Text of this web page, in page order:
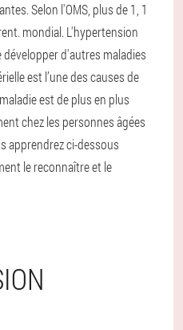
Selon l'OMS, plus de 1, 1
mondial. L'hypertension
d'autres maladies
est l’une des causes de
est de plus en plus
chez les personnes âgées
apprendrez ci-dessous
le reconnaître et le